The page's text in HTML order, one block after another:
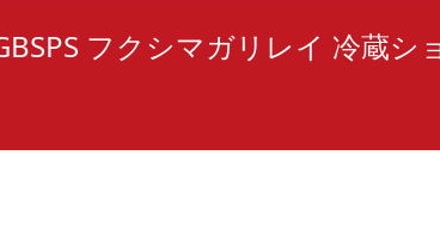
フクシマガリレイ 冷蔵シ